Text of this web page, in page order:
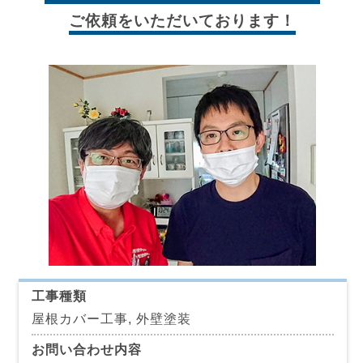
ご依頼をいただいております！
工事種類
屋根カバー工事, 外壁塗装
お問い合わせ内容